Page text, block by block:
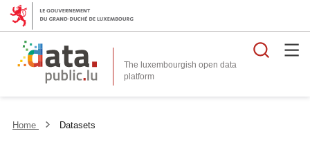
The luxembourgish open data
platform
Home Datasets